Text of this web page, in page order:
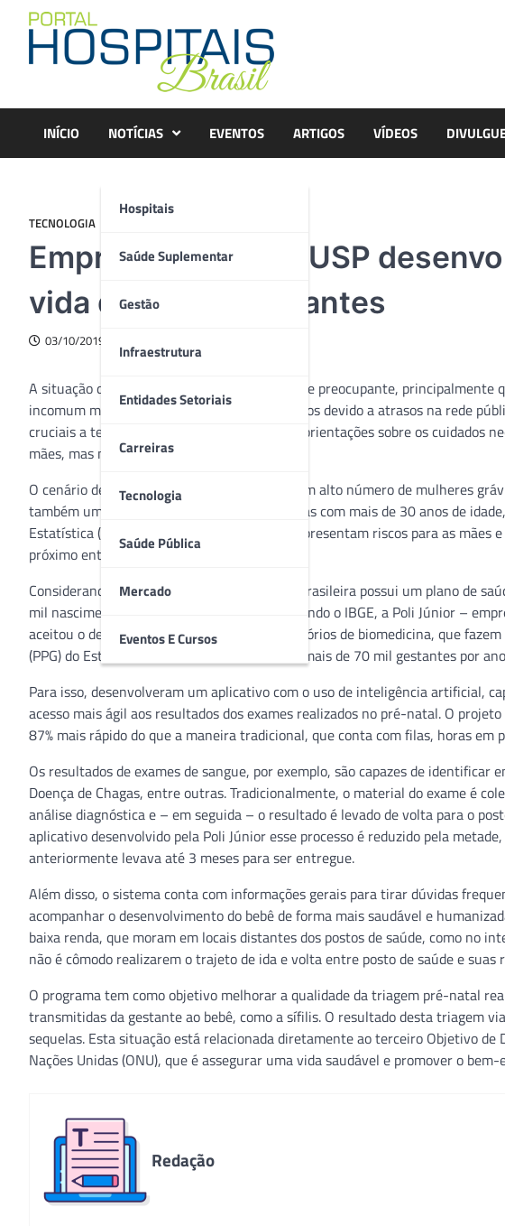
content
INÍCIO NOTÍCIAS
Hospitais
Saúde Suplementar
Gestão
Infraestrutura
Entidades Setoriais
Carreiras
Tecnologia
Saúde Pública
Mercado
Eventos E Cursos
EVENTOS ARTIGOS VÍDEOS
TECNOLOGIA
Empresa Júnior da USP
vida de 70 mil gestantes
03/10/2019
A situação da saúde pública no Brasil é sempre preocupante, principalmente
incomum mulheres grávidas perdem seus filhos devido a atrasos na rede
cruciais a tempo de salvar a vida do bebê. As orientações sobre os cuidados
mães, mas não é essa a realidade do país.
O cenário de gestantes no Brasil apresenta um alto número de mulheres
também uma crescente no número de grávidas com mais de 30 anos de
Estatística (IBGE). Essas duas faixas etárias apresentam riscos para as
próximo entre os envolvidos.
Considerando que apenas 30% da população brasileira possui um plano de
mil nascimentos no país em 2018, ainda segundo o IBGE, a Poli Júnior –
aceitou o desafio proposto por um dos laboratórios de biomedicina, que
(PPG) do Estado de Goiás: melhorar a vida de mais de 70 mil gestantes por
Para isso, desenvolveram um aplicativo com o uso de inteligência artificial,
acesso mais ágil aos resultados dos exames realizados no pré-natal. O
87% mais rápido do que a maneira tradicional, que conta com filas, horas em
Os resultados de exames de sangue, por exemplo, são capazes de identificar
Doença de Chagas, entre outras. Tradicionalmente, o material do exame é
análise diagnóstica e – em seguida – o resultado é levado de volta para o
aplicativo desenvolvido pela Poli Júnior esse processo é reduzido pela
anteriormente levava até 3 meses para ser entregue.
Além disso, o sistema conta com informações gerais para tirar dúvidas
acompanhar o desenvolvimento do bebê de forma mais saudável e
baixa renda, que moram em locais distantes dos postos de saúde, como no
não é cômodo realizarem o trajeto de ida e volta entre posto de saúde e
O programa tem como objetivo melhorar a qualidade da triagem pré-natal
transmitidas da gestante ao bebê, como a sífilis. O resultado desta triagem
sequelas. Esta situação está relacionada diretamente ao terceiro Objetivo de
Nações Unidas (ONU), que é assegurar uma vida saudável e promover o
Redação